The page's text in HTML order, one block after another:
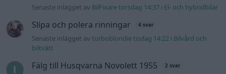
Senaste inlägget av BilFixare torsdag 14:37 i El- och hybridbilar
Slipa och polera rinningar 4 svar
Senaste inlägget avturboblondie tisdag 14:22 i Bilvård och
biltvätt
Fälg till Husqvarna Novolett 1955 2 svar